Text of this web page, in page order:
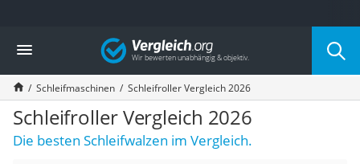
Die beliebtesten Vergleiche nach Kategorie
Baumarkt
Tresor feuerfest
Makita-Akku-Rasenmäher
Kappsäge
Smartes Türschloss
Akku-Rasentrimmer
Vergleich
Schleifmaschinen Schleifroller Vergleich 2026
Schleifroller Vergleich 2026
Die besten Schleifwalzen im Vergleich.